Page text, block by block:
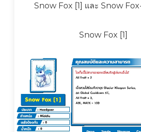
Snow Fox [1] และ Snow
Snow Fox [1]